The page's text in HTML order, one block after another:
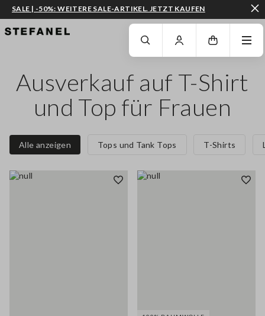
ZUM HAUPTINHALT SPRINGEN GEHEN SIE ZUM ENDE DER SEITE
SALE | -50%: WEITERE SALE-ARTIKEL. JETZT KAUFEN
Ausverkauf auf T-Shirt
und Top für Frauen
Alle anzeigen Tops und Tank Tops T-Shirts